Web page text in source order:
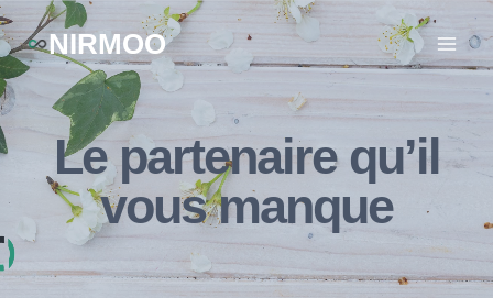
Aller
au
contenu
NIRMOO
Le partenaire qu’il
vous manque